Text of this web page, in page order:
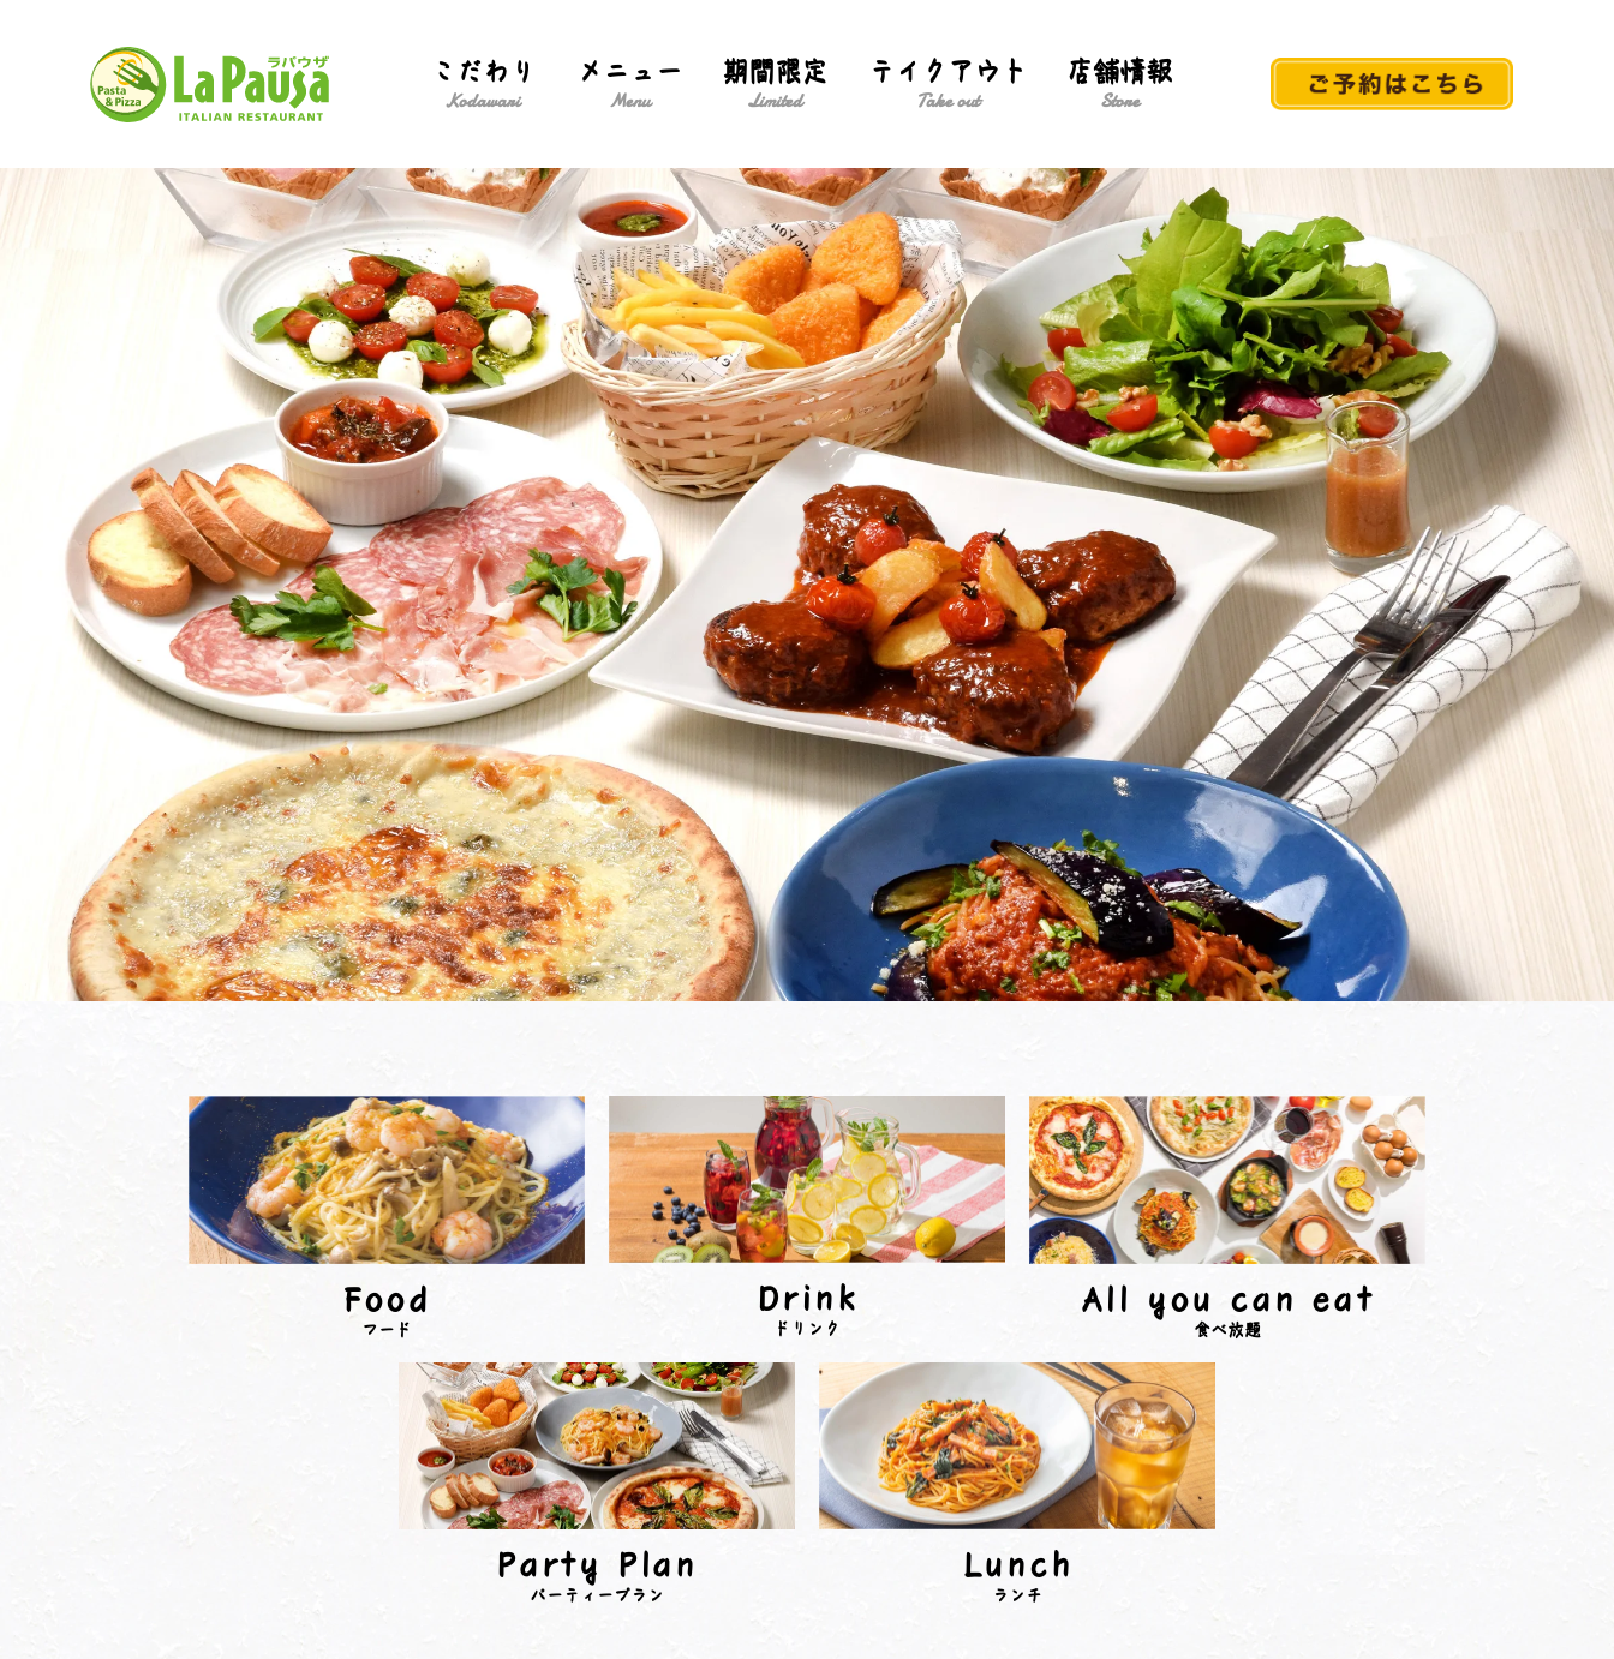
イ
タ
リ
ア
こだわり
Kodawari
メニュー
Menu
期間限定
Limited
テイクアウト
Take out
店舗情報
Store
ュ
Food
フード
Drink
ドリンク
All you can eat
食べ放題
Party Plan
パーティープラン
Lunch
ランチ